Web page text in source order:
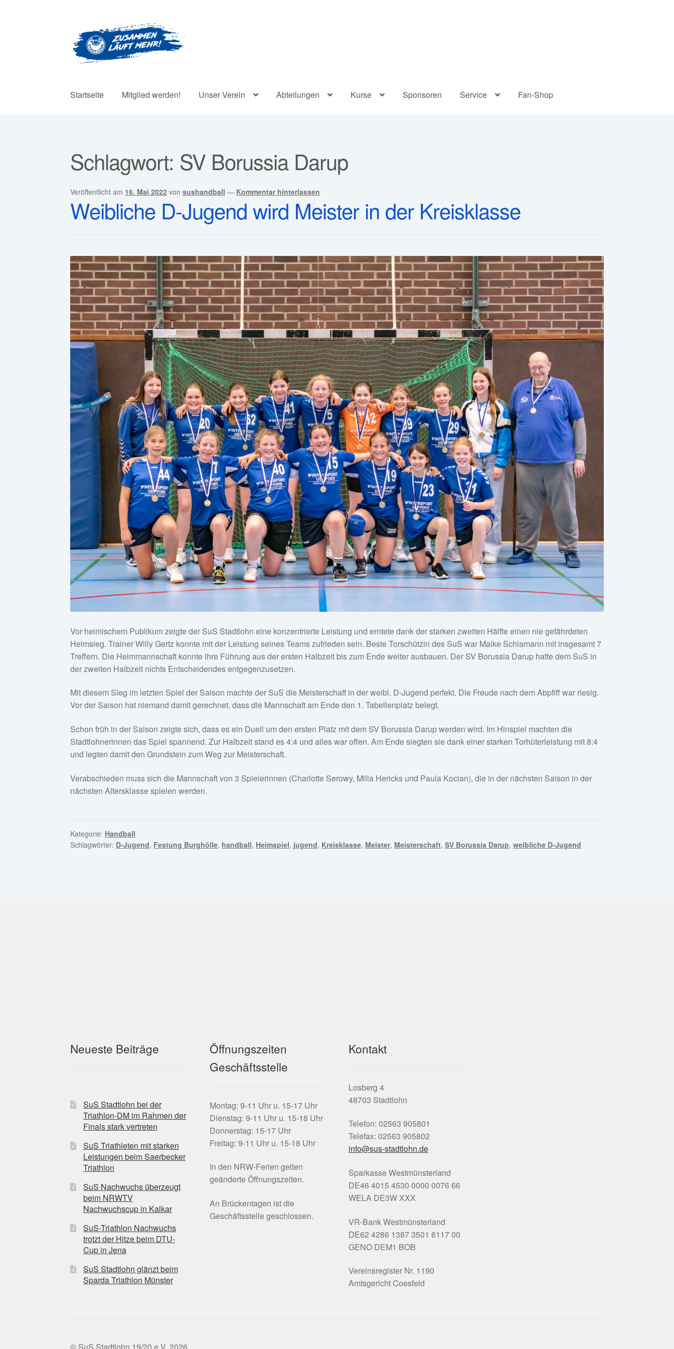
Navigation
springen
Inhalt
springen
Startseite Mitglied werden! Unser Verein Abteilungen Kurse Sponsoren Service Fan-Shop
Schlagwort: SV Borussia Darup
Veröffentlicht am 16. Mai 2022 vonsushandball — Kommentar hinterlassen
Weibliche D-Jugend wird Meister in der Kreisklasse
Vor heimischem Publikum zeigte der SuS Stadtlohn eine konzentrierte Leistung und erntete dank der starken zweiten Hälfte einen nie gefährdeten
Heimsieg. Trainer Willy Gertz konnte mit der Leistung seines Teams zufrieden sein. Beste Torschützin des SuS war Maike Schlamann mit insgesamt 7
Treffern. Die Heimmannschaft konnte ihre Führung aus der ersten Halbzeit bis zum Ende weiter ausbauen. Der SV Borussia Darup hatte dem SuS in
der zweiten Halbzeit nichts Entscheidendes entgegenzusetzen.
Mit diesem Sieg im letzten Spiel der Saison machte der SuS die Meisterschaft in der weibl. D-Jugend perfekt. Die Freude nach dem Abpfiff war riesig.
Vor der Saison hat niemand damit gerechnet, dass die Mannschaft am Ende den 1. Tabellenplatz belegt.
Schon früh in der Saison zeigte sich, dass es ein Duell um den ersten Platz mit dem SV Borussia Darup werden wird. Im Hinspiel machten die
Stadtlohnerinnen das Spiel spannend. Zur Halbzeit stand es 4:4 und alles war offen. Am Ende siegten sie dank einer starken Torhüterleistung mit 8:4
und legten damit den Grundstein zum Weg zur Meisterschaft.
Verabschieden muss sich die Mannschaft von 3 Spielerinnen (Charlotte Serowy, Milla Hericks und Paula Kocian), die in der nächsten Saison in der
nächsten Altersklasse spielen werden.
Kategorie: Handball
Schlagwörter: D-Jugend, Festung Burghölle, handball, Heimspiel, jugend, Kreisklasse, Meister, Meisterschaft,SV Borussia Darup,weibliche D-Jugend
Neueste Beiträge
SuS Stadtlohn bei der
Triathlon-DM im Rahmen der
Finals stark vertreten
SuS Triathleten mit starken
Leistungen beim Saerbecker
Triathlon
SuS Nachwuchs überzeugt
beim NRWTV
Nachwuchscup in Kalkar
SuS-Triathlon Nachwuchs
trotzt der Hitze beim DTU-
Cup in Jena
SuS Stadtlohn glänzt beim
Sparda Triathlon Münster
Öffnungszeiten
Geschäftsstelle
Montag: 9-11 Uhr u. 15-17 Uhr
Dienstag: 9-11 Uhr u. 15-18 Uhr
Donnerstag: 15-17 Uhr
Freitag: 9-11 Uhr u. 15-18 Uhr
In den NRW-Ferien gelten
geänderte Öffnungszeiten.
An Brückentagen ist die
Geschäftsstelle geschlossen.
Kontakt
Losberg 4
48703 Stadtlohn
Telefon: 02563 905801
Telefax: 02563 905802
info@sus-stadtlohn.de
Sparkasse Westmünsterland
DE46 4015 4530 0000 0076 66
WELA DE3W XXX
VR-Bank Westmünsterland
DE62 4286 1387 3501 6117 00
GENO DEM1 BOB
Vereinsregister Nr. 1190
Amtsgericht Coesfeld